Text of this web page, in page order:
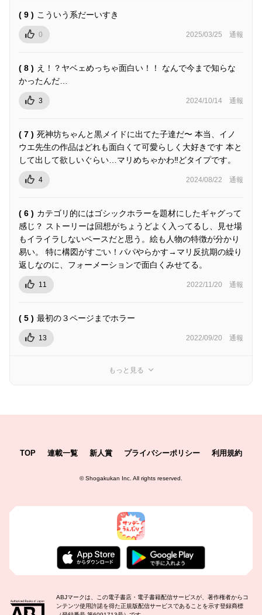
( 9 ) こういう系だーいすき
0 2025/03/25 通報
( 8 ) え！？ヤベェめっちゃ面白い！！ なんで今まで知らな
かったんだ…
3 2024/10/14 通報
( 7 ) 死神坊ちゃんと黒メイドに出てた子達だ〜 本当、イノ
ウエ先生の作品はどれも面白くて可愛らしく大好きです 本と
して出して欲しいぐらい…マリめちゃかわ‼︎どタイプです。
4 2024/08/22 通報
( 6 ) カテゴリ的にはゴシックホラーを題材にしたギャグって
感じ？ ストーリーは回想がちょうどよく入ってるし、見せ場
もイライラしないペースだと思う。絵も人物の特徴が分かり
易い。 特に構図がすごい！パパやらかす→マリ反抗期の繰り
返しなのに、フォーメーションで面白くみせてる。
11 2022/11/20 通報
( 5 ) 最初の３ページまでホラー
13 2022/09/20 通報
もっと見る
TOP 連載一覧 新人賞 プライバシーポリシー 利用規約
©Shogakukan Inc. All rights reserved.
ABJマークは、この電子書店・電子書籍配信サービスが、著作権者からコ
ンテンツ使用許諾を得た正規版配信サービスであることを示す登録商標